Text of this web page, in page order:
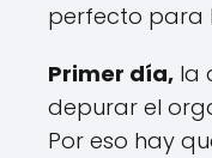
perfecto para
Primer día, la
depurar el
Por eso hay